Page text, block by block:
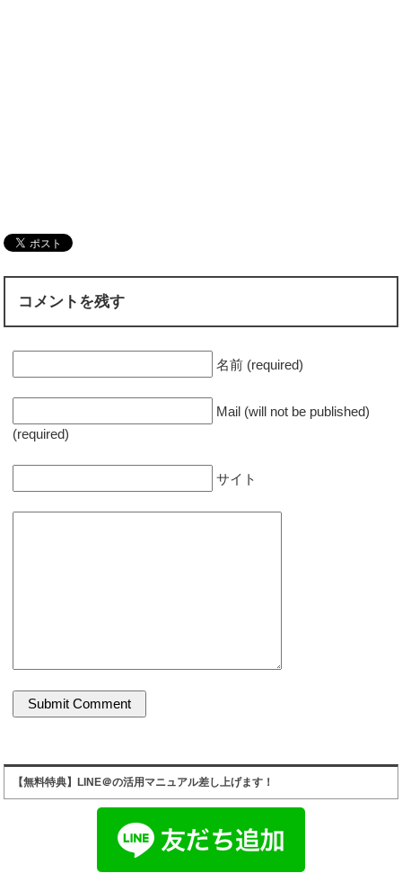
コメントを残す
名前 (required)
Mail (will not be published)
(required)
サイト
【無料特典】LINE＠の活用マニュアル差し上げます！